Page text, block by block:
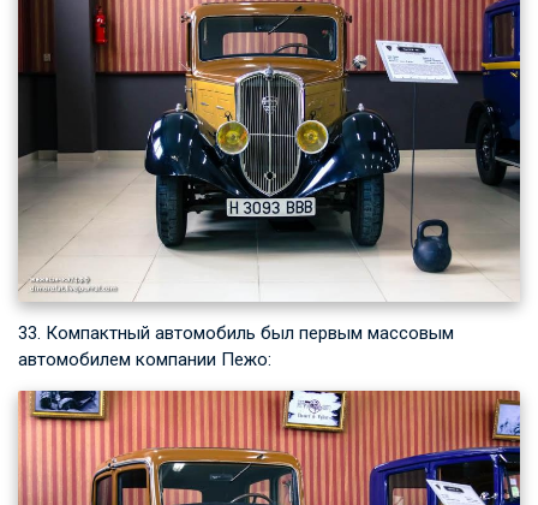
33. Компактный автомобиль был первым массовым
автомобилем компании Пежо: